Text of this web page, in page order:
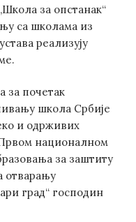
за опстанак“
са школама из
реализују
за почетак
школа Србије
и одрживих
националном
за заштиту
отварању
град“ господин